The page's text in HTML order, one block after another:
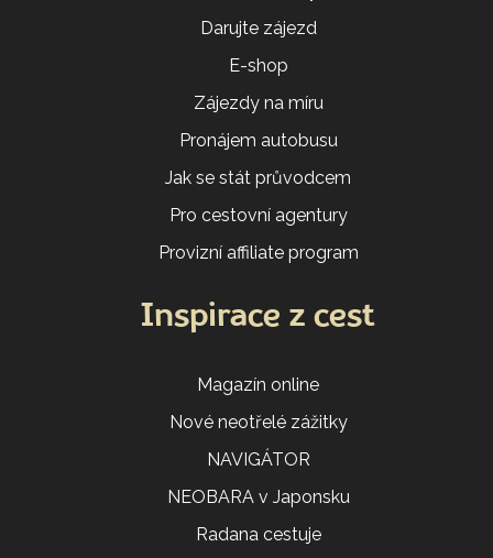
Darujte zájezd
E-shop
Zájezdy na míru
Pronájem autobusu
Jak se stát průvodcem
Pro cestovní agentury
Provizní affiliate program
Inspirace z cest
Magazín online
Nové neotřelé zážitky
NAVIGÁTOR
NEOBARA v Japonsku
Radana cestuje